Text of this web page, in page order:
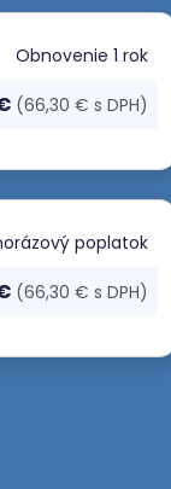
Obnovenie 1 rok
(66,30 € s DPH)
poplatok
(66,30 € s DPH)